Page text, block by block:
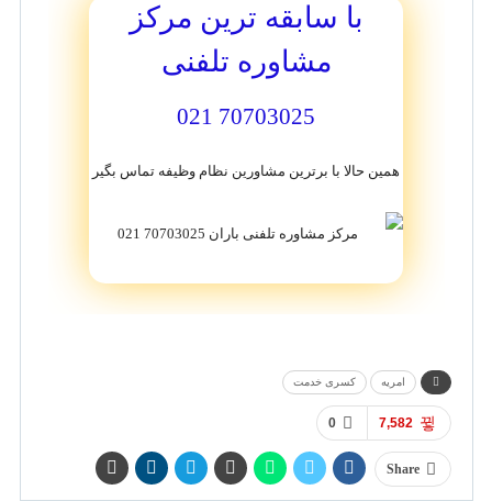
با سابقه ترین مرکز
مشاوره تلفنی
70703025 021
همین حالا با برترین مشاورین نظام وظیفه تماس بگیر
امریه کسری خدمت
0 7,582
Share